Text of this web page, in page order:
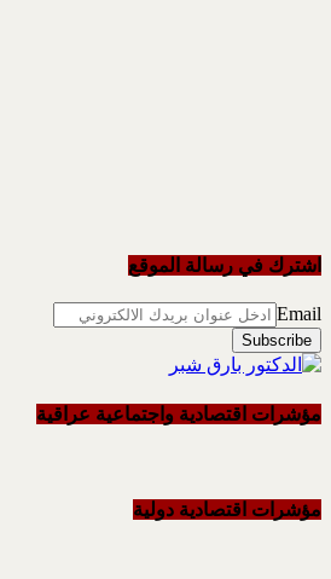
اشترك في رسالة الموقع
Email
مؤشرات اقتصادية واجتماعية عراقية
مؤشرات اقتصادية دولية